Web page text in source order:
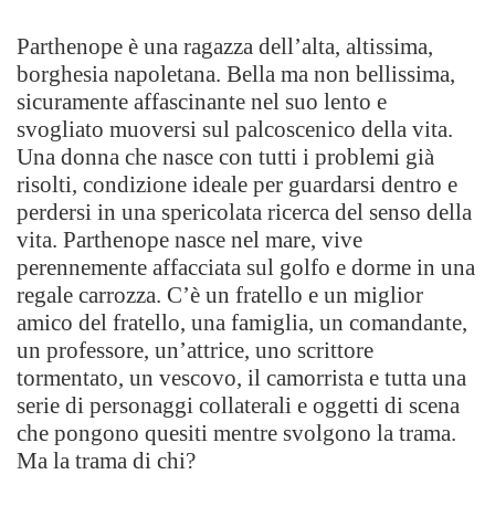
Parthenope è una ragazza dell’alta, altissima,
borghesia napoletana. Bella ma non bellissima,
sicuramente affascinante nel suo lento e
svogliato muoversi sul palcoscenico della vita.
Una donna che nasce con tutti i problemi già
risolti, condizione ideale per guardarsi dentro e
perdersi in una spericolata ricerca del senso della
vita. Parthenope nasce nel mare, vive
perennemente affacciata sul golfo e dorme in una
regale carrozza. C’è un fratello e un miglior
amico del fratello, una famiglia, un comandante,
un professore, un’attrice, uno scrittore
tormentato, un vescovo, il camorrista e tutta una
serie di personaggi collaterali e oggetti di scena
che pongono quesiti mentre svolgono la trama.
Ma la trama di chi?